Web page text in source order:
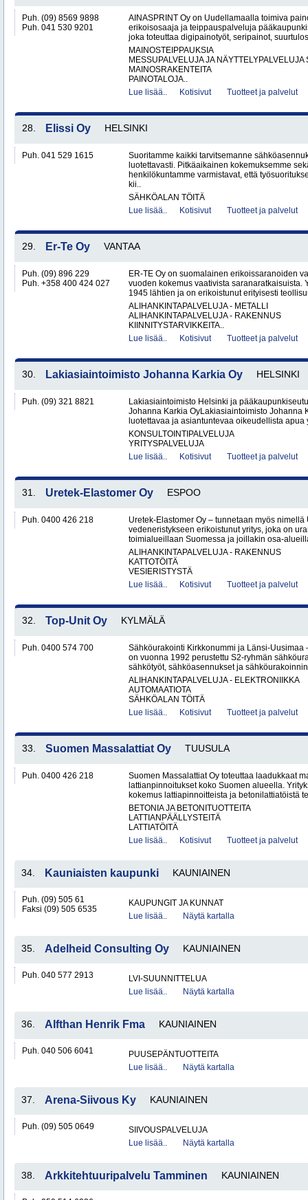
Puh. (09) 8569 9898
Puh. 041 530 9201
AINASPRINT Oy on Uudellamaalla toimiva
erikoisosaaja ja teippauspalveluja
joka toteuttaa digipainotyöt, seripainot,
MAINOSTEIPPAUKSIA
MESSUPALVELUJA JA NÄYTTELYPALVELUJA
MAINOSRAKENTEITA
PAINOTALOJA..
Lue lisää..
Kotisivut Tuotteet ja palvelut
28. Elissi Oy HELSINKI
Puh. 041 529 1615
Suoritamme kaikki tarvitsemanne
luotettavasti. Pitkäaikainen kokemuksemme
henkilökuntamme varmistavat, että
kii..
SÄHKÖALAN TÖITÄ
Lue lisää..
Kotisivut Tuotteet ja palvelut
29. Er-Te Oy VANTAA
Puh. (09) 896 229
Puh. +358 400 424 027
ER-TE Oy on suomalainen erikoissaranoiden
vuoden kokemus vaativista saranaratkaisuista.
1945 lähtien ja on erikoistunut erityisesti
ALIHANKINTAPALVELUJA - METALLI
ALIHANKINTAPALVELUJA - RAKENNUS
KIINNITYSTARVIKKEITA..
Lue lisää..
Kotisivut Tuotteet ja palvelut
30. Lakiasiaintoimisto Johanna Karkia Oy HELSINKI
Puh. (09) 321 8821
Lakiasiaintoimisto Helsinki ja
Johanna Karkia OyLakiasiaintoimisto Johanna
luotettavaa ja asiantuntevaa oikeudellista apua
KONSULTOINTIPALVELUJA
YRITYSPALVELUJA
Lue lisää..
Kotisivut Tuotteet ja palvelut
31. Uretek-Elastomer Oy ESPOO
Puh. 0400 426 218
Uretek-Elastomer Oy – tunnetaan myös
vedeneristykseen erikoistunut yritys, joka on
toimialueillaan Suomessa ja joillakin osa-
ALIHANKINTAPALVELUJA - RAKENNUS
KATTOTÖITÄ
VESIERISTYSTÄ
Lue lisää..
Kotisivut Tuotteet ja palvelut
32. Top-Unit Oy KYLMÄLÄ
Puh. 0400 574 700
Sähköurakointi Kirkkonummi ja Länsi-Uusimaa
on vuonna 1992 perustettu S2-ryhmän
sähkötyöt, sähköasennukset ja
ALIHANKINTAPALVELUJA - ELEKTRONIIKKA
AUTOMAATIOTA
SÄHKÖALAN TÖITÄ
Lue lisää..
Kotisivut Tuotteet ja palvelut
33. Suomen Massalattiat Oy TUUSULA
Puh. 0400 426 218
Suomen Massalattiat Oy toteuttaa laadukkaat
lattianpinnoitukset koko Suomen alueella.
kokemus lattiapinnoitteista ja betonilattiatöistä
BETONIA JA BETONITUOTTEITA
LATTIANPÄÄLLYSTEITÄ
LATTIATÖITÄ
Lue lisää..
Kotisivut Tuotteet ja palvelut
34. Kauniaisten kaupunki KAUNIAINEN
Puh. (09) 505 61
Faksi (09) 505 6535
KAUPUNGIT JA KUNNAT
Lue lisää..
Näytä kartalla
35. Adelheid Consulting Oy KAUNIAINEN
Puh. 040 577 2913
LVI-SUUNNITTELUA
Lue lisää..
Näytä kartalla
36. Alfthan Henrik Fma KAUNIAINEN
Puh. 040 506 6041
PUUSEPÄNTUOTTEITA
Lue lisää..
Näytä kartalla
37. Arena-Siivous Ky KAUNIAINEN
Puh. (09) 505 0649
SIIVOUSPALVELUJA
Lue lisää..
Näytä kartalla
38. Arkkitehtuuripalvelu Tamminen KAUNIAINEN